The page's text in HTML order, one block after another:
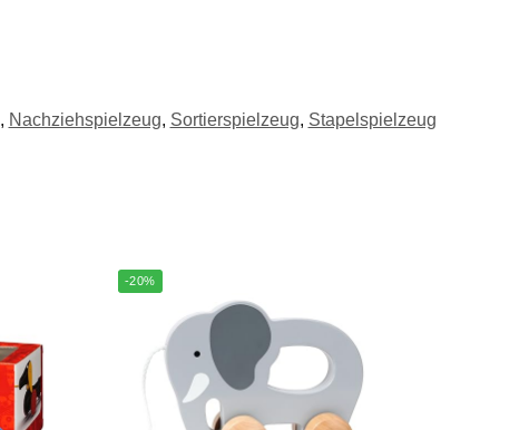
, Nachziehspielzeug, Sortierspielzeug, Stapelspielzeug
-20%